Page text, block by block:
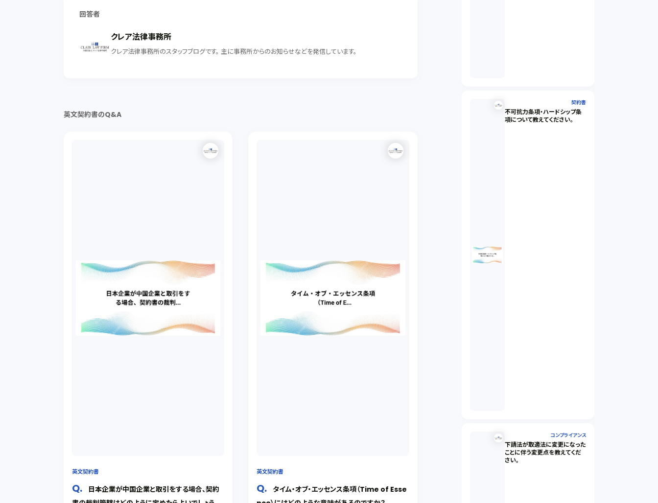
回答者
クレア法律事務所
クレア法律事務所のスタッフブログです。 主に事務所からのお知らせなどを発信しています。
英文契約書のQ&A
英文契約書
日本企業が中国企業と取引をする場合、契約
英文契約書
タイム・オブ・エッセンス条項（Time of Esse
契約書
不可抗力条項・ハードシップ条
項について教えてください。
コンプライアンス
下請法が取適法に変更になった
ことに伴う変更点を教えてくだ
さい。